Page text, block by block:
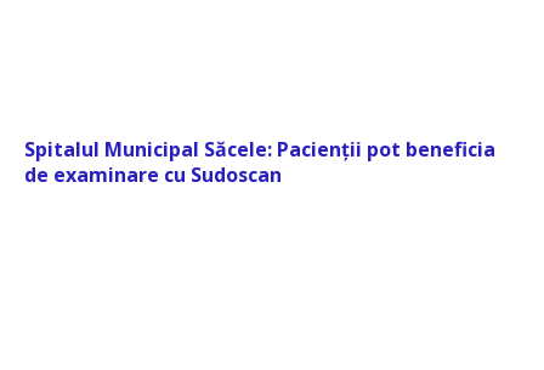
Spitalul Municipal Săcele: Pacienții pot beneficia
de examinare cu Sudoscan